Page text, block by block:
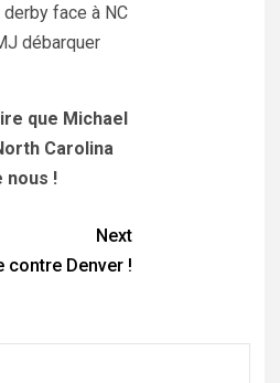
face à NC
débarquer
que Michael
Carolina
nous !
Next
contre Denver !